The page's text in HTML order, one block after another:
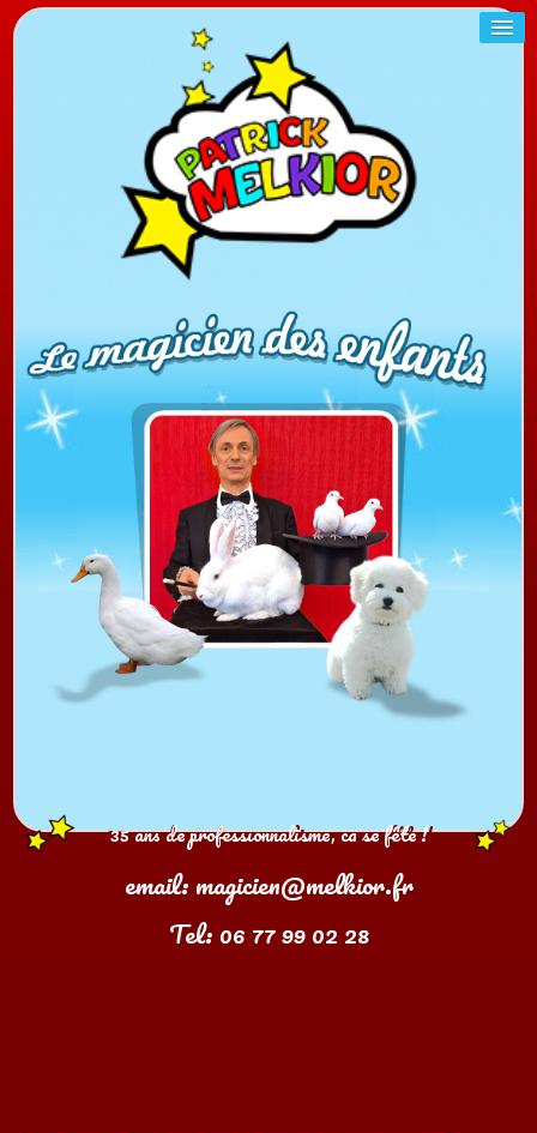
35 ans de professionnalisme, ca se fête !
35 ans de professionnalisme, ca se fête !
email: magicien@melkior.fr
Tel: 06 77 99 02 28